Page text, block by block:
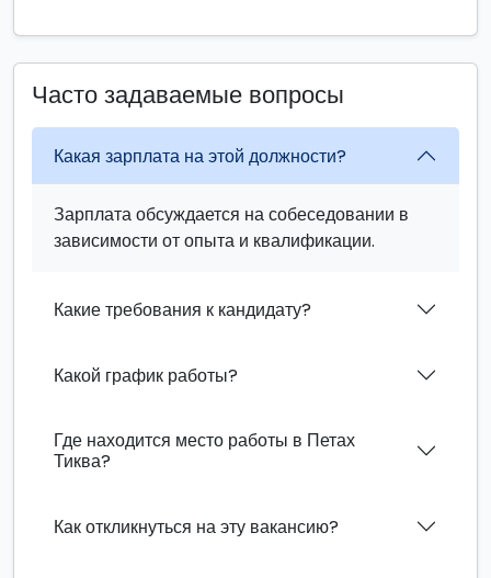
Часто задаваемые вопросы
Какая зарплата на этой должности?
Зарплата обсуждается на собеседовании в
зависимости от опыта и квалификации.
Какие требования к кандидату?
Какой график работы?
Где находится место работы в Петах
Тиква?
Как откликнуться на эту вакансию?